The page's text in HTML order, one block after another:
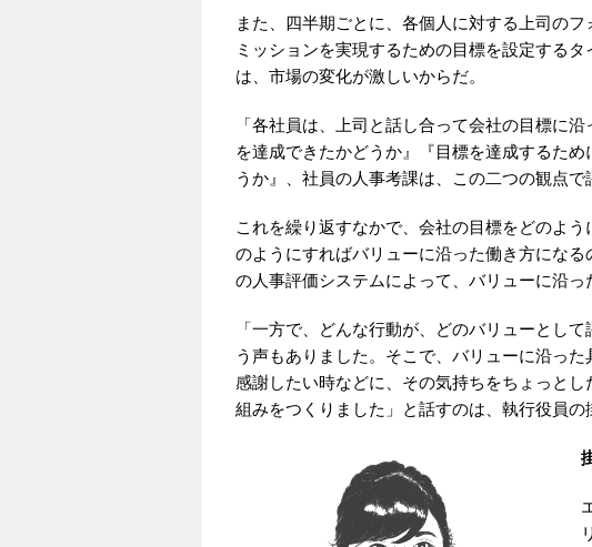
また、四半期ごとに、各個人に対する上司の
ミッションを実現するための目標を設定する
は、市場の変化が激しいからだ。
「各社員は、上司と話し合って会社の目標に
を達成できたかどうか』『目標を達成するた
うか』、社員の人事考課は、この二つの観点で
これを繰り返すなかで、会社の目標をどのよ
のようにすればバリューに沿った働き方にな
の人事評価システムによって、バリューに沿っ
「一方で、どんな行動が、どのバリューとし
う声もありました。そこで、バリューに沿っ
感謝したい時などに、その気持ちをちょっと
組みをつくりました」と話すのは、執行役員の